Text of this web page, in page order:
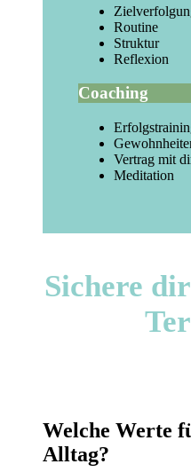
Routine
Struktur
Reflexion
Coaching
Vertrag mit
Meditation
Sichere
Welche Werte
Alltag?